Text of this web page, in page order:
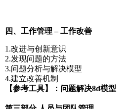
四、工作管理 – 工作改善
1.改进与创新意识
2.发现问题的方法
3.问题分析与解决模型
4.建立改善机制
【参考工具】：问题解决8d模型